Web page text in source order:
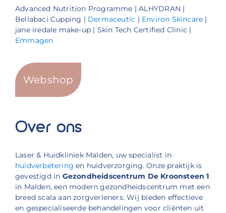
Advanced Nutrition Programme | ALHYDRAN |
Bellabaci Cupping | Dermaceutic | Environ Skincare |
jane iredale make-up | Skin Tech Certified Clinic |
Emmagen
Webshop
Over ons
Laser & Huidkliniek Malden, uw specialist in
huidverbetering en huidverzorging. Onze praktijk is
gevestigd in Gezondheidscentrum De Kroonsteen 1
in Malden, een modern gezondheidscentrum met een
breed scala aan zorgverleners. Wij bieden effectieve
en gespecialiseerde behandelingen voor cliënten uit